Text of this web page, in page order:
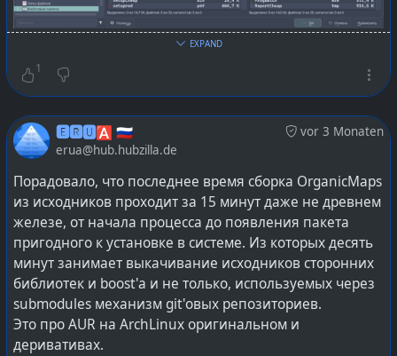
А подсветка файлов по типам — это рядом, в соседнем
пункте дерева: «Типы Файлов», реализуется лишь по
расширениям (без заглядывания реально в
заголовок).
Занятное явление этот DoubleCmd по себе.
В социокультурном плане, поскольку есть и под
Windows'ы и под Linux'ы (как Qt-вариант и GTK-
шный), то изрядно облегчает людям
использование нескольких ОС одновременно на
разных машинах. В частности людям в разы
проще даётся отказ от Windows с переездом на
Linux'ы.
Писан DoubleCmd на том самом Pascal, который
принято считать устаревшим и никому не
нужным. Хорошо показывает студентам куда
EXPAND
1
vor 3 Monaten
🅴🆁🆄🅰 🇷🇺
erua@hub.hubzilla.de
Порадовало, что последнее время сборка OrganicMaps
из исходников проходит за 15 минут даже не древнем
железе, от начала процесса до появления пакета
пригодного к установке в системе. Из которых десять
минут занимает выкачивание исходников сторонних
библиотек и boost'а и не только, используемых через
submodules механизм git'овых репозиториев.
Это про AUR на ArchLinux оригинальном и
деривативах.